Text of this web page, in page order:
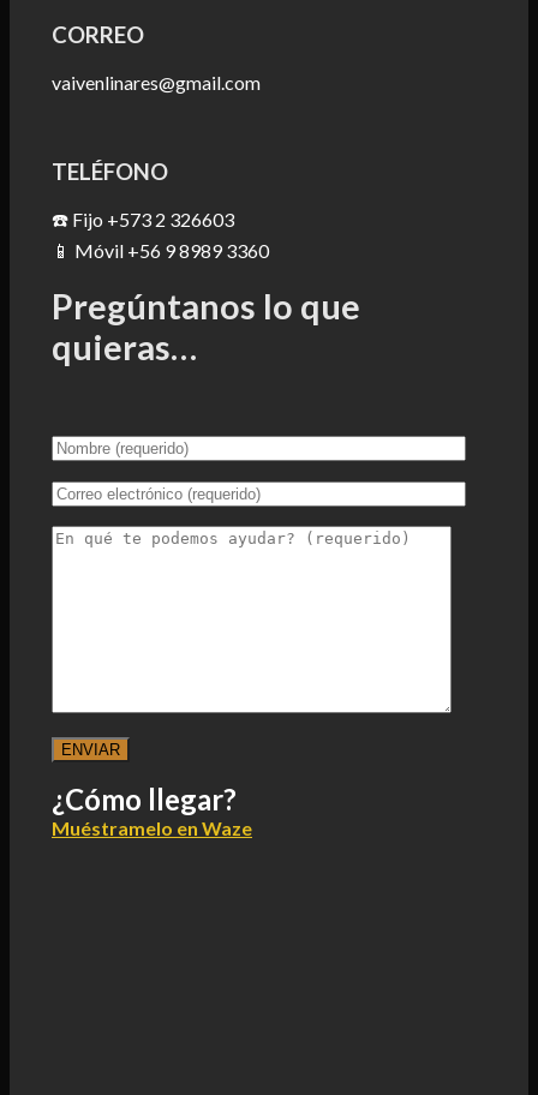
CORREO
vaivenlinares@gmail.com
TELÉFONO
☎️ Fijo +573 2 326603
📱 Móvil +56 9 8989 3360
Pregúntanos lo que
quieras…
¿Cómo llegar?
Muéstramelo en Waze